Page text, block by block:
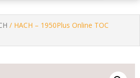
/ HACH – 1950Plus Online TOC